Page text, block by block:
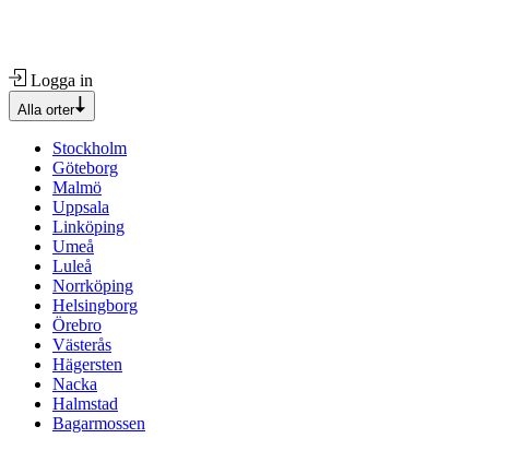
Logga in
Alla orter
Stockholm
Göteborg
Malmö
Uppsala
Linköping
Umeå
Luleå
Norrköping
Helsingborg
Örebro
Västerås
Hägersten
Nacka
Halmstad
Bagarmossen